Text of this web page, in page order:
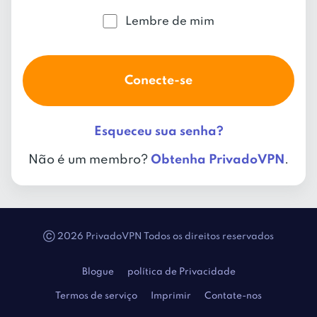
Lembre de mim
Conecte-se
Esqueceu sua senha?
Não é um membro? Obtenha PrivadoVPN .
Ⓒ 2026 PrivadoVPN Todos os direitos reservados
Blogue política de Privacidade
Termos de serviço Imprimir Contate-nos